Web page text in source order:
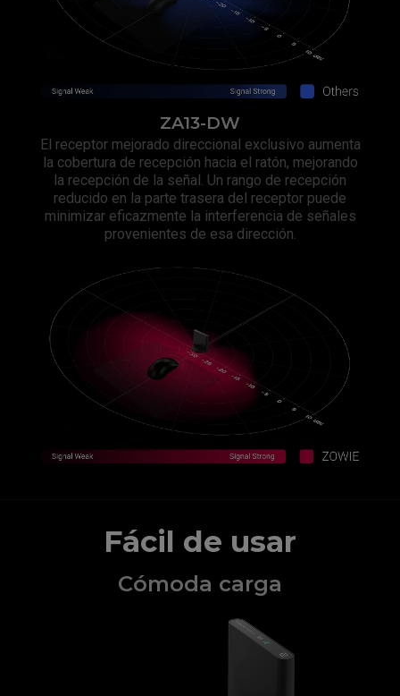
ZA13-DW
El receptor mejorado direccional exclusivo aumenta
la cobertura de recepción hacia el ratón, mejorando
la recepción de la señal. Un rango de recepción
reducido en la parte trasera del receptor puede
minimizar eficazmente la interferencia de señales
provenientes de esa dirección.
Fácil de usar
Cómoda carga